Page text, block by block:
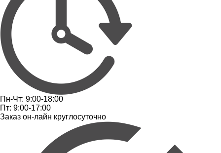
Пн-Чт: 9:00-18:00
Пт: 9:00-17:00
Заказ он-лайн круглосуточно